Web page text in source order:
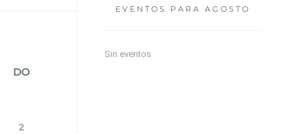
DO
2
EVENTOS PARAAGOSTO
Sin eventos